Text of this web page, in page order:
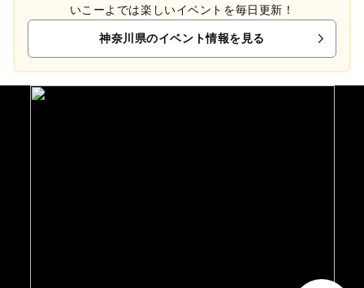
いこーよでは楽しいイベントを毎日更新！
神奈川県のイベント情報を見る